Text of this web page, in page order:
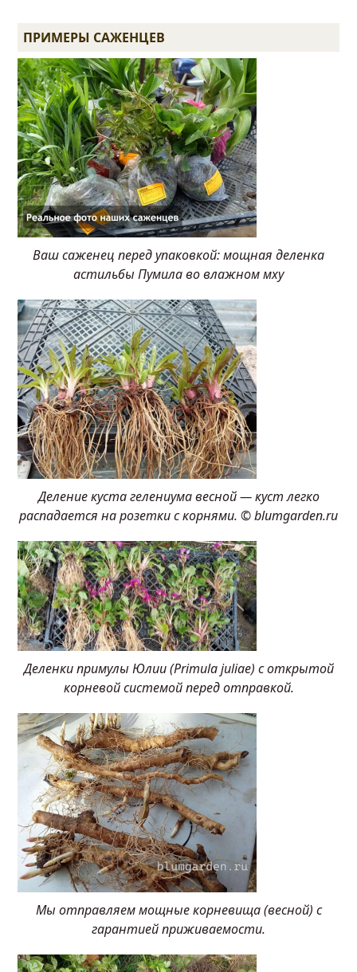
ПРИМЕРЫ САЖЕНЦЕВ
Ваш саженец перед упаковкой: мощная деленка
астильбы Пумила во влажном мху
Деление куста гелениума весной — куст легко
распадается на розетки с корнями. © blumgarden.ru
Деленки примулы Юлии (Primula juliae) с открытой
корневой системой перед отправкой.
Мы отправляем мощные корневища (весной) с
гарантией приживаемости.